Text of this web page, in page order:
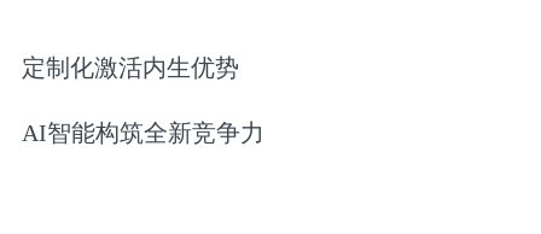
定制化激活内生优势
AI智能构筑全新竞争力